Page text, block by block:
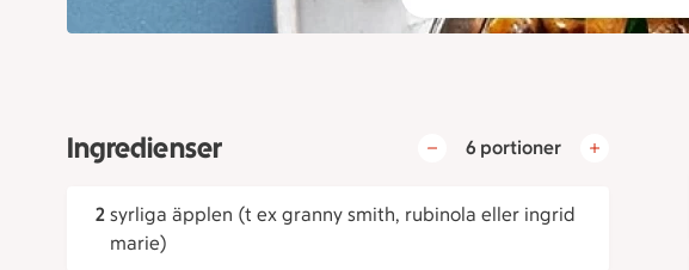
Ingredienser 6 portioner
2 syrliga äpplen (t ex granny smith, rubinola eller ingrid
marie)